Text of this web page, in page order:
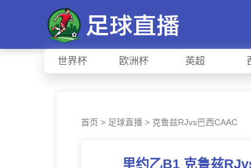
世界杯 欧洲杯 英超
首页 > 足球直播 > 克鲁兹RJvs巴西CAAC
里约乙B1 克鲁兹